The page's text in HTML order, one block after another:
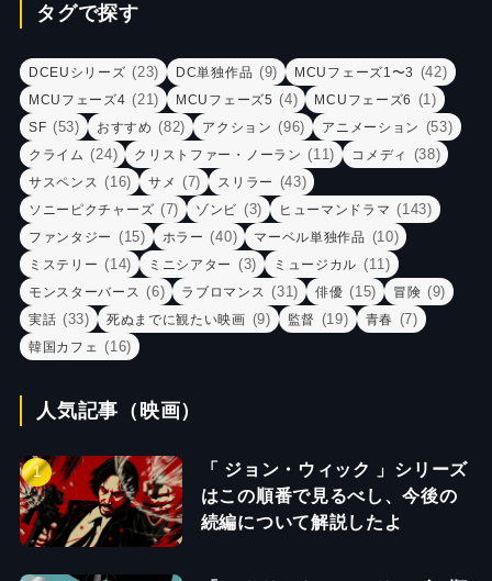
タグで探す
DCEUシリーズ (23) DC単独作品 (9) MCUフェーズ1〜3 (42)
MCUフェーズ4 (21) MCUフェーズ5 (4) MCUフェーズ6 (1)
SF (53) おすすめ (82) アクション (96) アニメーション (53)
クライム (24) クリストファー・ノーラン (11) コメディ (38)
サスペンス (16) サメ (7) スリラー (43)
ソニーピクチャーズ (7) ゾンビ (3) ヒューマンドラマ (143)
ファンタジー (15) ホラー (40) マーベル単独作品 (10)
ミステリー (14) ミニシアター (3) ミュージカル (11)
モンスターバース (6) ラブロマンス (31) 俳優 (15) 冒険 (9)
実話 (33) 死ぬまでに観たい映画 (9) 監督 (19) 青春 (7)
韓国カフェ (16)
人気記事（映画）
「 ジョン・ウィック 」シリーズ
はこの順番で見るべし、今後の
続編について解説したよ